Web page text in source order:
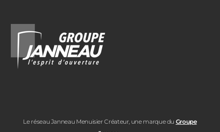
Le réseau Janneau Menuisier Créateur, une marque du Groupe